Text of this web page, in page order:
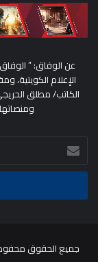
عن الوفاق: ”
الإعلام الكويتية،
اكتب
بريدك
الالكتروني
جميع الحقوق محفوظة